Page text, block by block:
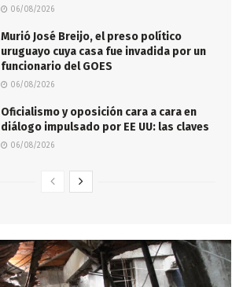
06/08/2026
Murió José Breijo, el preso político
uruguayo cuya casa fue invadida por un
funcionario del GOES
06/08/2026
Oficialismo y oposición cara a cara en
diálogo impulsado por EE UU: las claves
06/08/2026